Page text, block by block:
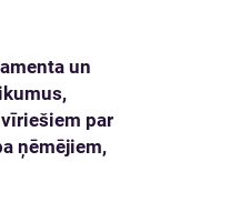
un
par
ņēmējiem,